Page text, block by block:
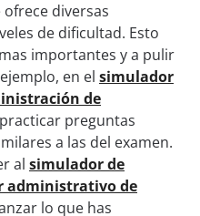
diversas
de dificultad. Esto
importantes y a pulir
en el simulador
de
preguntas
a las del examen.
al simulador de
administrativo de
lo que has